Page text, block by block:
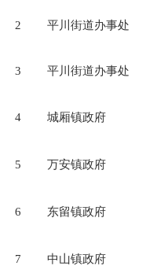
2 平川街道办事处
3 平川街道办事处
4 城厢镇政府
5 万安镇政府
6 东留镇政府
7 中山镇政府